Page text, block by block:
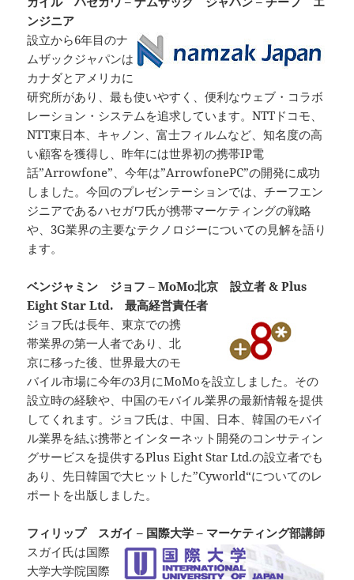
ンジニア
設立から6年目のナ
ムザックジャパンは
カナダとアメリカに
研究所があり、最も使いやすく、便利なウェブ・コラボ
レーション・システムを追求しています。NTTドコモ、
NTT東日本、キャノン、富士フィルムなど、知名度の高
い顧客を獲得し、昨年には世界初の携帯IP電
話”Arrowfone”、今年は”ArrowfonePC”の開発に成功
しました。今回のプレゼンテーションでは、チーフエン
ジニアであるハセガワ氏が携帯マーケティングの戦略
や、3G業界の主要なテクノロジーについての見解を語り
ます。
ベンジャミン ジョフ – MoMo北京 設立者 & Plus
Eight Star Ltd. 最高経営責任者
ジョフ氏は長年、東京での携
帯業界の第一人者であり、北
京に移った後、世界最大のモ
バイル市場に今年の3月にMoMoを設立しました。その
設立時の経験や、中国のモバイル業界の最新情報を提供
してくれます。ジョフ氏は、中国、日本、韓国のモバイ
ル業界を結ぶ携帯とインターネット開発のコンサティン
グサービスを提供するPlus Eight Star Ltd.の設立者でも
あり、先日韓国で大ヒットした”Cyworld“についてのレ
ポートを出版しました。
フィリップ スガイ – 国際大学 – マーケティング部講師
スガイ氏は国際
大学大学院国際